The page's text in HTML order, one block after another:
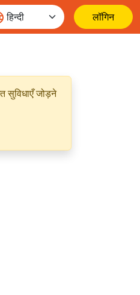
लॉगिन
सुविधाएँ जोड़ने